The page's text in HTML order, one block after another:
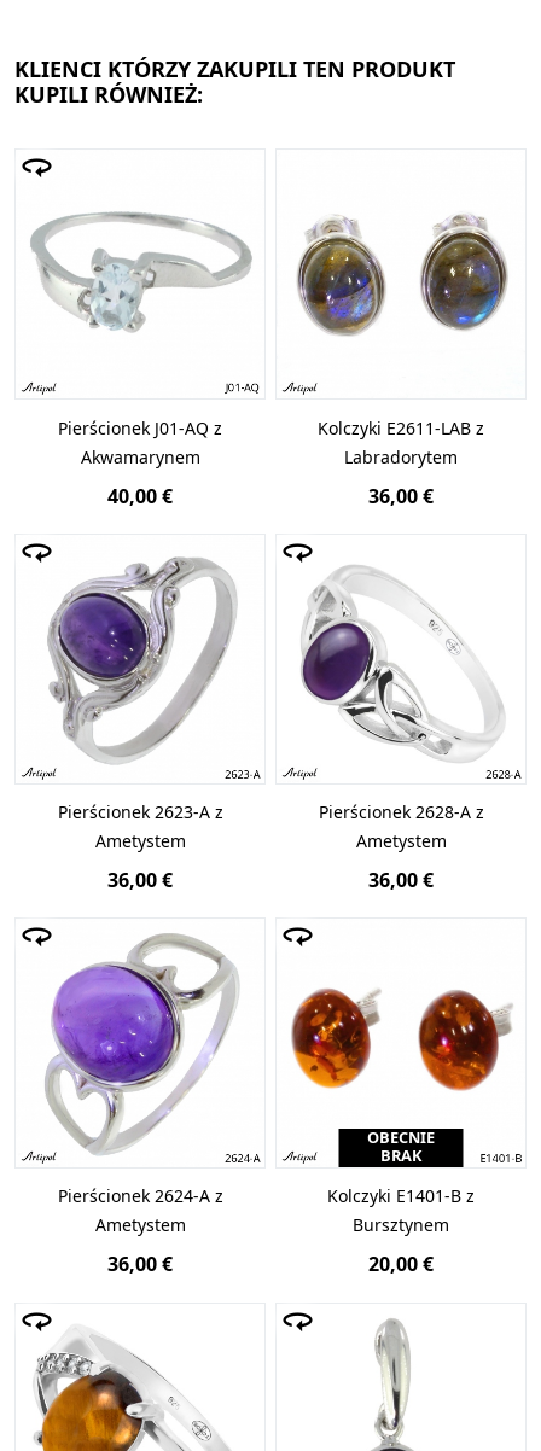
KLIENCI KTÓRZY ZAKUPILI TEN PRODUKT
KUPILI RÓWNIEŻ:
Pierścionek J01-AQ z
Akwamarynem
40,00 €
Kolczyki E2611-LAB z
Labradorytem
36,00 €
Pierścionek 2623-A z
Ametystem
36,00 €
Pierścionek 2628-A z
Ametystem
36,00 €
Pierścionek 2624-A z
Ametystem
36,00 €
OBECNIE
BRAK
Kolczyki E1401-B z
Bursztynem
20,00 €